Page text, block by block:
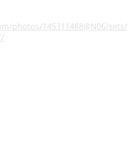
photos/145311488@N06/sets/